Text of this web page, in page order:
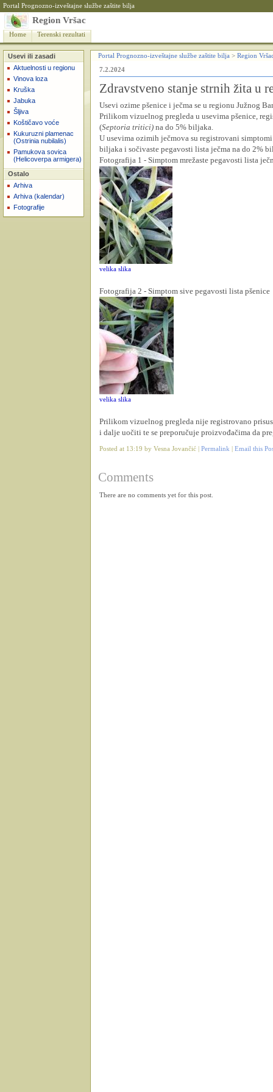
Portal Prognozno-izveštajne službe zaštite bilja
Region Vršac
Home Terenski rezultati
Usevi ili zasadi
Aktuelnosti u regionu
Vinova loza
Kruška
Jabuka
Šljiva
Koštičavo voće
Kukuruzni plamenac
(Ostrinia nubilalis)
Pamukova sovica
(Helicoverpa armigera)
Ostalo
Arhiva
Arhiva (kalendar)
Fotografije
Portal Prognozno-izveštajne službe zaštite bilja > Region
7.2.2024
Zdravstveno stanje strnih žita u
Usevi ozime pšenice i ječma se u regionu Južnog
Prilikom vizuelnog pregleda u usevima pšenice,
(Septoria tritici) na do 5% biljaka.
U usevima ozimih ječmova su registrovani
biljaka i sočivaste pegavosti lista ječma na do 2%
Fotografija 1 - Simptom mrežaste pegavosti lista
velika slika
Fotografija 2 - Simptom sive pegavosti lista pšenice
velika slika
Prilikom vizuelnog pregleda nije registrovano
i dalje uočiti te se preporučuje proizvođačima da
Posted at 13:19 by Vesna Jovančić | Permalink Email this
Comments
There are no comments yet for this post.